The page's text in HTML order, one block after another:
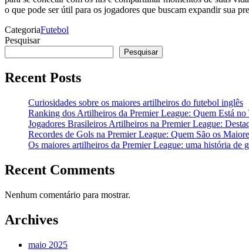
o que pode ser útil para os jogadores que buscam expandir sua
CategoriaFutebol
Pesquisar
Pesquisar
Recent Posts
Curiosidades sobre os maiores artilheiros do futebol inglês
Ranking dos Artilheiros da Premier League: Quem Está no
Jogadores Brasileiros Artilheiros na Premier League:
Recordes de Gols na Premier League: Quem São os
Os maiores artilheiros da Premier League: uma história de
Recent Comments
Nenhum comentário para mostrar.
Archives
maio 2025